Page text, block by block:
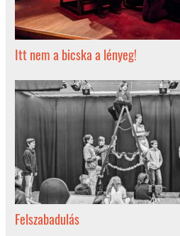
Itt nem a bicska a lényeg!
Felszabadulás